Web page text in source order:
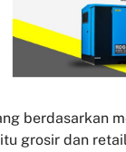
berdasarkan
grosir dan